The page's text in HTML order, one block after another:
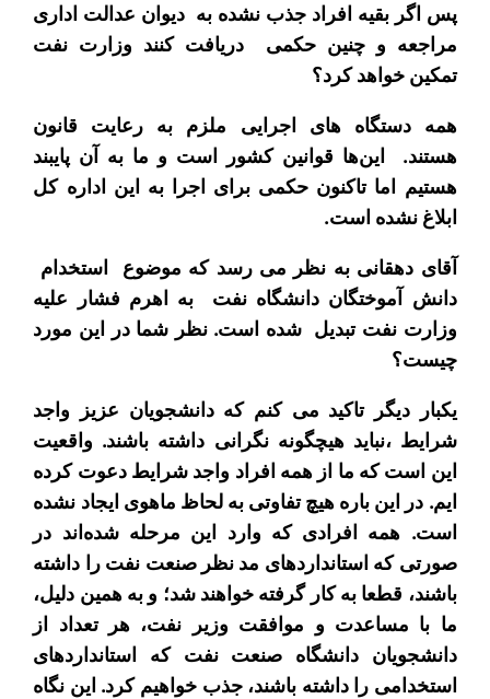
پس اگر بقیه افراد جذب نشده به دیوان عدالت اداری
مراجعه و چنین حکمی دریافت کنند وزارت نفت
تمکین خواهد کرد؟
همه دستگاه های اجرایی ملزم به رعایت قانون
هستند. این‌ها قوانین کشور است و ما به آن پایبند
هستیم اما تاکنون حکمی برای اجرا به این اداره کل
ابلاغ نشده است.
آقای دهقانی به نظر می رسد که موضوع استخدام
دانش آموختگان دانشگاه نفت به اهرم فشار علیه
وزارت نفت تبدیل شده است. نظر شما در این مورد
چیست؟
یکبار دیگر تاکید می کنم که دانشجویان عزیز واجد
شرایط ،نباید هیچگونه نگرانی داشته باشند. واقعیت
این است که ما از همه افراد واجد شرایط دعوت کرده
ایم. در این باره هیچ تفاوتی به لحاظ ماهوی ایجاد نشده
است. همه افرادی که وارد این مرحله شده‌اند در
صورتی که استانداردهای مد نظر صنعت نفت را داشته
باشند، قطعا به کار گرفته خواهند شد؛ و به همین دلیل،
ما با مساعدت و موافقت وزیر نفت، هر تعداد از
دانشجویان دانشگاه صنعت نفت که استانداردهای
استخدامی را داشته باشند، جذب خواهیم کرد. این نگاه